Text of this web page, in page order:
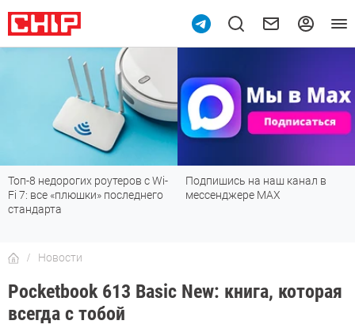
Топ-8 недорогих роутеров с Wi-
Fi 7: все «плюшки» последнего
стандарта
Подпишись на наш канал в
мессенджере МАХ
Новости
Pocketbook 613 Basic New: книга, которая
всегда с тобой